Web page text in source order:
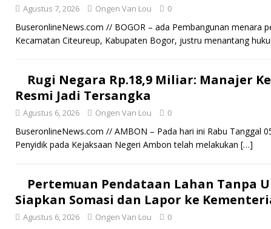
Agustus 7, 2026 Ongen Van Lou 0
BuseronlineNews.com // BOGOR – ada Pembangunan menara
Kecamatan Citeureup, Kabupaten Bogor, justru menantang
Rugi Negara Rp.18,9 Miliar: Manajer
Resmi Jadi Tersangka
Agustus 6, 2026 Ongen Van Lou 0
BuseronlineNews.com // AMBON – Pada hari ini Rabu Tanggal
Penyidik pada Kejaksaan Negeri Ambon telah melakukan […]
Pertemuan Pendataan Lahan Tanpa
Siapkan Somasi dan Lapor ke
Agustus 6, 2026 Ongen Van Lou 0